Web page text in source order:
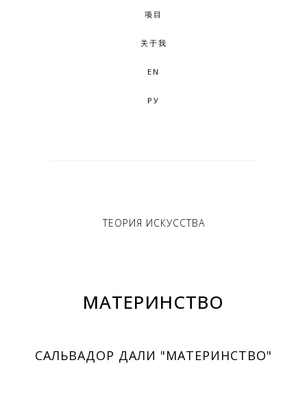
项目
关于我
EN
РУ
ТЕОРИЯ ИСКУССТВА
МАТЕРИНСТВО
САЛЬВАДОР ДАЛИ "МАТЕРИНСТВО"